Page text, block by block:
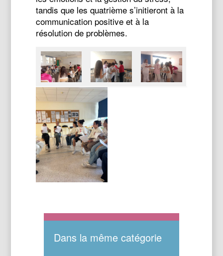
tandis que les quatrième s’initieront à la
communication positive et à la
résolution de problèmes.
Dans la même catégorie